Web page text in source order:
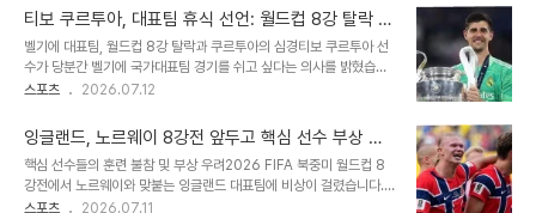
미와 향후 전망안세영 선수에게 ..
한 상황으로 인해 경기가 중단되자 일부 팬들 사이에서는 경기 조작 의
혹이 제기되었습니다. 맥그리거의 부상 및 경기 결과에 대한 입장맥그
리거는 경기 전 어떠한 부상도 없었으며, 훈련 캠프 및 백스테이지에서
도 정상적으로 훈련했다고 강조했습니다. 그는 갑작스러운 상황으로
인해 문제가 발생했으며, 현재 매우 힘든 시간을 보내고 있다고 심경을
추정된다는 소견을 밝혔습니다. 팬..
티보 쿠르투아, 대표팀 휴식 선언: 월드컵 8강 탈락 후
심경 고백
벨기에 대표팀, 월드컵 8강 탈락과 쿠르투아의 심경티보 쿠르투아 선
수가 당분간 벨기에 국가대표팀 경기를 쉬고 싶다는 의사를 밝혔습니
다. 벨기에 대표팀은 월드컵 8강전에서 스페인에 패배하며 탈락했습
대표팀 휴식 결정 배경 및 향후 전망쿠르투아 선수는 네이션스리그와
같은 중요도가 낮은 대회에 대해서는 잠시 휴식을 취하고 싶다는 생각
을 전했습니다. 복귀 시점은 2028년 유로 예선이 될 수도 있으며, 최
종 결정은 벨기에 축구협회에 달려있습니다. 만약 협회의 승인이 없다
면 이번 스페인전이 대표팀에서의 마지막 경기가 될 가능성도 언급했
스포츠 2026.07.12
잉글랜드, 노르웨이 8강전 앞두고 핵심 선수 부상 및
징계로 초비상 상황에 직면했습니다.
핵심 선수들의 훈련 불참 및 부상 우려2026 FIFA 북중미 월드컵 8
강전에서 노르웨이와 맞붙는 잉글랜드 대표팀에 비상이 걸렸습니다.
핵심 미드필더 데클란 라이스와 수비수 마크 게히가 훈련에 불참하며
스포츠 2026.07.11